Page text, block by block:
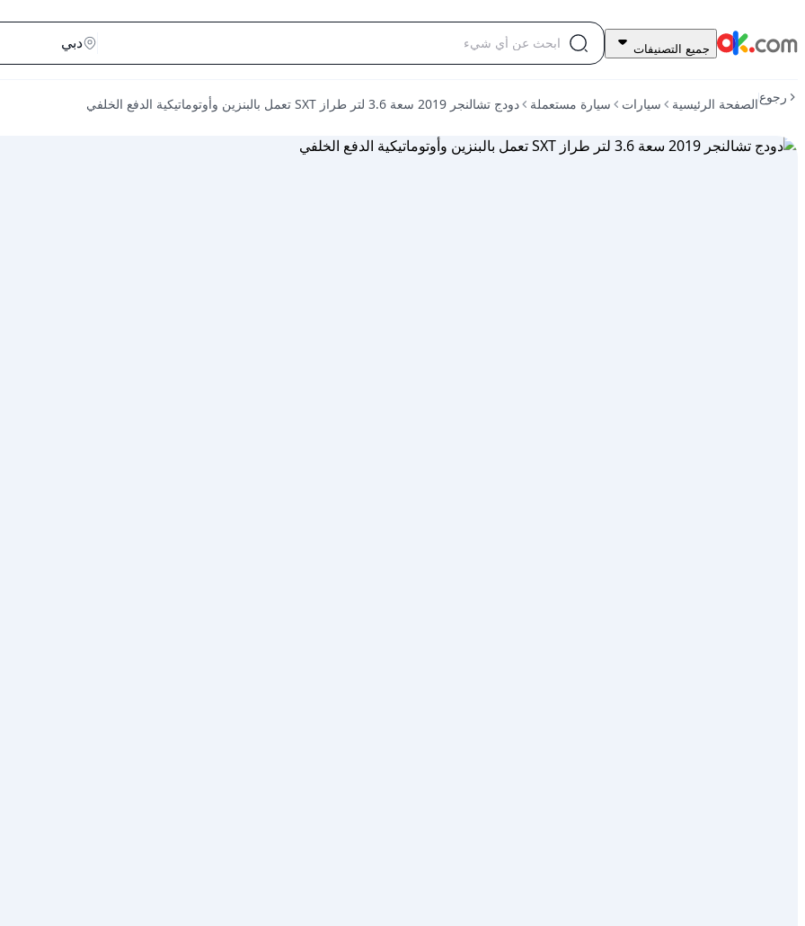
45,000
دودج
2019
سعة
جميع التصنيفات
رجوعالصفحة الرئيسية سيارات سيارة مستعملة دودج تشالنجر 2019 سعة 3.6 لتر طراز SXT تعمل بالبنزين وأوتوماتيكية الدفع الخلفي